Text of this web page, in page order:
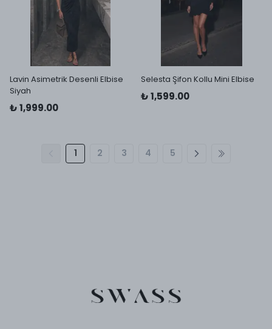
Lavin Asimetrik Desenli Elbise
Siyah
₺ 1,999.00
Selesta Şifon Kollu Mini Elbise
₺ 1,599.00
1 2 3 4 5